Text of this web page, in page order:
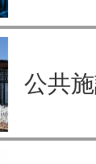
公共